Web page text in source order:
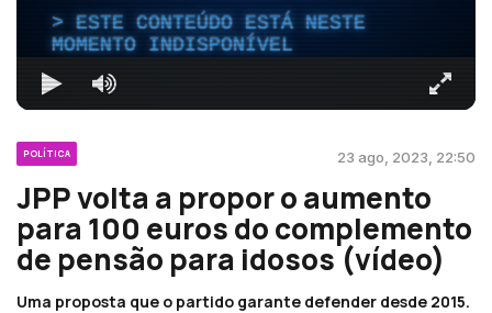
ESTE CONTEÚDO ESTÁ NESTE
MOMENTO INDISPONÍVEL
POLÍTICA 23 ago, 2023, 22:50
JPP volta a propor o aumento
para 100 euros do complemento
de pensão para idosos (vídeo)
Uma proposta que o partido garante defender desde 2015.